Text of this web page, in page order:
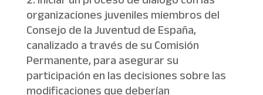
organizaciones juveniles miembros del
Consejo de la Juventud de España,
canalizado a través de su Comisión
Permanente, para asegurar su
participación en las decisiones sobre las